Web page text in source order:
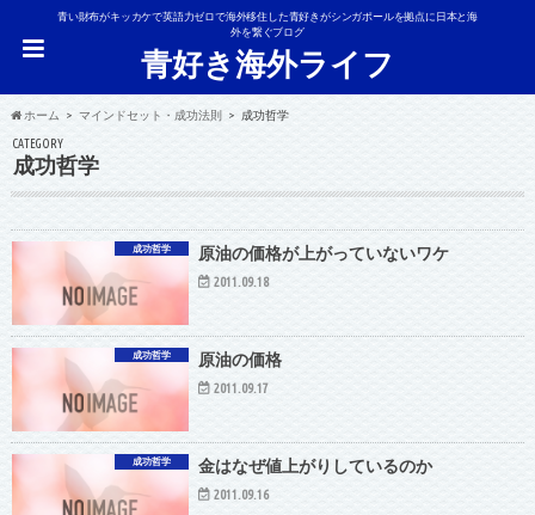
青い財布がキッカケで英語力ゼロで海外移住した青好きがシンガポールを拠点に日本と海
外を繋ぐブログ
青好き海外ライフ
ホーム マインドセット・成功法則 成功哲学
CATEGORY
成功哲学
成功哲学 原油の価格が上がっていないワケ
2011.09.18
成功哲学 原油の価格
2011.09.17
成功哲学 金はなぜ値上がりしているのか
2011.09.16